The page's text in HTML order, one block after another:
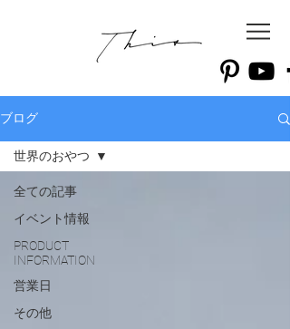
ブログ
全ての記事
イベント情報
PRODUCT
INFORMATION
営業日
その他
世界のおやつ